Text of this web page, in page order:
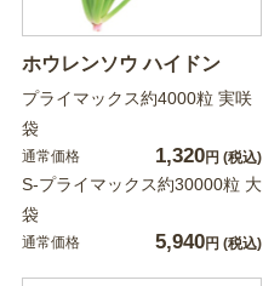
ホウレンソウ ハイドン
プライマックス約4000粒 実咲
袋
通常価格 1,320円 (税込)
S-プライマックス約30000粒 大
袋
通常価格 5,940円 (税込)